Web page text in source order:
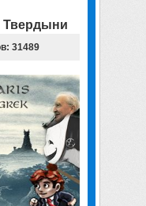
Твердыни
31489